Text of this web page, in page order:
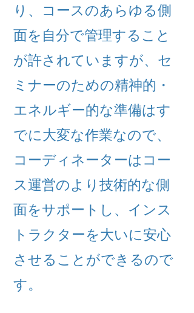
り、コースのあらゆる側
面を自分で管理すること
が許されていますが、セ
ミナーのための精神的・
エネルギー的な準備はす
でに大変な作業なので、
コーディネーターはコー
ス運営のより技術的な側
面をサポートし、インス
トラクターを大いに安心
させることができるので
す。